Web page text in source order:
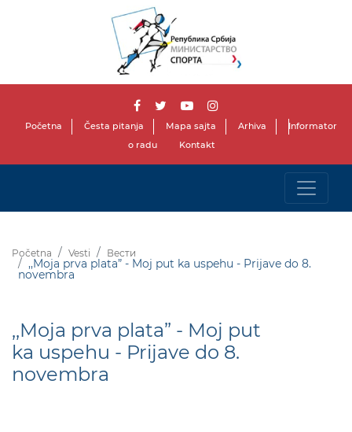
Početna Česta pitanja Mapa sajta Arhiva
Informator
o radu
Kontakt
Početna Vesti Вести
,,Moja prva plata” - Moj put ka uspehu - Prijave do 8.
novembra
,,Moja prva plata” - Moj put
ka uspehu - Prijave do 8.
novembra